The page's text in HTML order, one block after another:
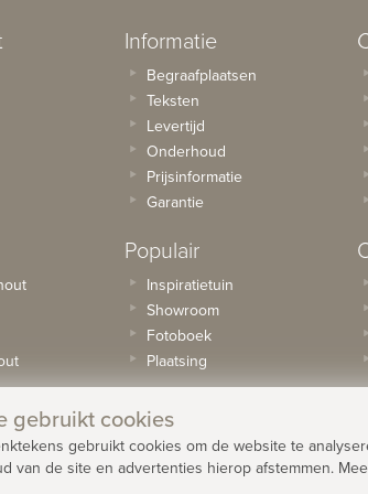
Informatie
Begraafplaatsen
Teksten
Levertijd
Onderhoud
Prijsinformatie
Garantie
Populair
Inspiratietuin
Showroom
Fotoboek
Plaatsing
gebruikt cookies
gebruikt cookies om de website te
van de site en advertenties hierop afstemmen.